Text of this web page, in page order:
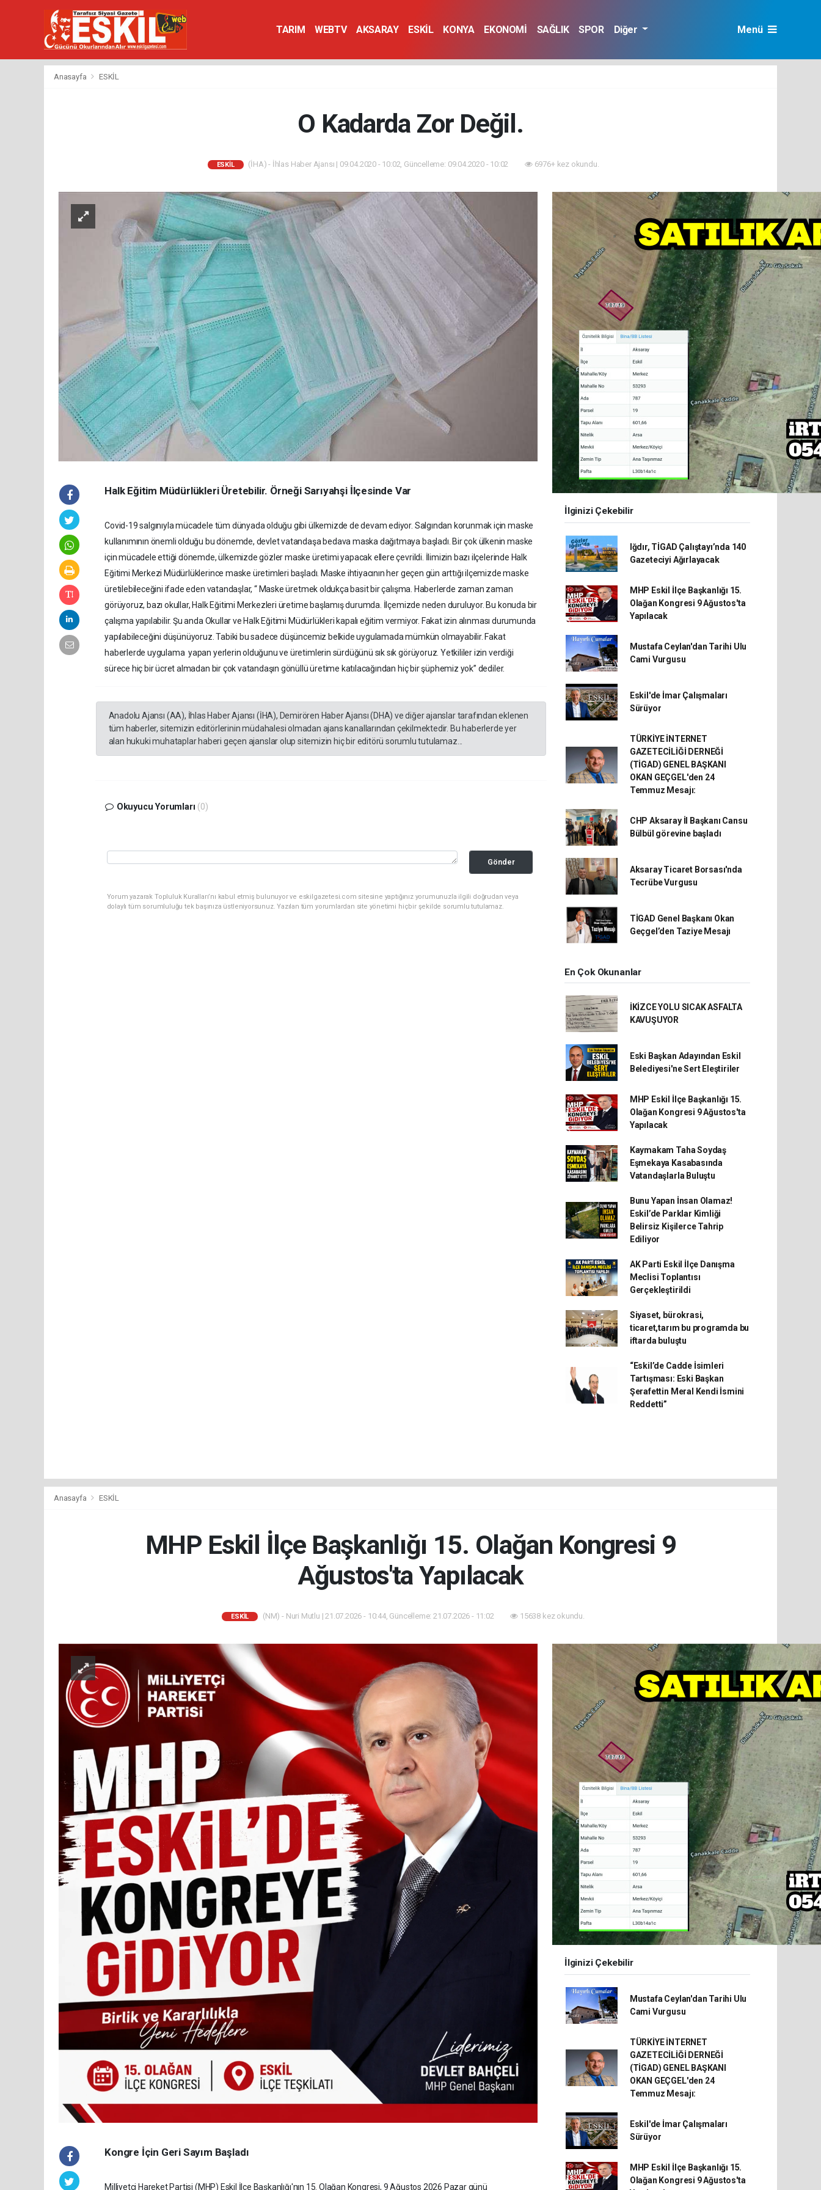
TARIM WEBTV AKSARAY ESKİL KONYA EKONOMİ SAĞLIK SPOR Diğer Menü
Anasayfa ESKİL
O Kadarda Zor Değil.
ESKİL (İHA) - İhlas Haber Ajansı | 09.04.2020 - 10:02, Güncelleme: 09.04.2020 - 10:02 6976+ kez okundu.
Halk Eğitim Müdürlükleri Üretebilir. Örneği Sarıyahşi İlçesinde Var
Covid-19 salgınıyla mücadele tüm dünyada olduğu gibi ülkemizde de devam ediyor. Salgından korunmak için maske
kullanımının önemli olduğu bu dönemde, devlet vatandaşa bedava maska dağıtmaya başladı. Bir çok ülkenin maske
için mücadele ettiği dönemde, ülkemizde gözler maske üretimi yapacak ellere çevrildi. İlimizin bazı ilçelerinde Halk
Eğitimi Merkezi Müdürlüklerince maske üretimleri başladı. Maske ihtiyacının her geçen gün arttığı ilçemizde maske
üretilebileceğini ifade eden vatandaşlar, “ Maske üretmek oldukça basit bir çalışma. Haberlerde zaman zaman
görüyoruz, bazı okullar, Halk Eğitimi Merkezleri üretime başlamış durumda. İlçemizde neden duruluyor. Bu konuda bir
çalışma yapılabilir. Şu anda Okullar ve Halk Eğitimi Müdürlükleri kapalı eğitim vermiyor. Fakat izin alınması durumunda
yapılabileceğini düşünüyoruz. Tabiki bu sadece düşüncemiz belkide uygulamada mümkün olmayabilir. Fakat
haberlerde uygulama yapan yerlerin olduğunu ve üretimlerin sürdüğünü sık sık görüyoruz. Yetkililer izin verdiği
sürece hiç bir ücret almadan bir çok vatandaşın gönüllü üretime katılacağından hiç bir şüphemiz yok” dediler.
Anadolu Ajansı (AA), İhlas Haber Ajansı (İHA), Demirören Haber Ajansı (DHA) ve diğer ajanslar tarafından eklenen
tüm haberler, sitemizin editörlerinin müdahalesi olmadan ajans kanallarından çekilmektedir. Bu haberlerde yer
alan hukuki muhataplar haberi geçen ajanslar olup sitemizin hiç bir editörü sorumlu tutulamaz...
Okuyucu Yorumları (0)
Gönder
Yorum yazarak Topluluk Kuralları’nı kabul etmiş bulunuyor ve eskilgazetesi.com sitesine yaptığınız yorumunuzla ilgili doğrudan veya
dolaylı tüm sorumluluğu tek başınıza üstleniyorsunuz. Yazılan tüm yorumlardan site yönetimi hiçbir şekilde sorumlu tutulamaz.
İlginizi Çekebilir
Iğdır, TİGAD Çalıştayı’nda 140
Gazeteciyi Ağırlayacak
MHP Eskil İlçe Başkanlığı 15.
Olağan Kongresi 9 Ağustos'ta
Yapılacak
Mustafa Ceylan'dan Tarihi Ulu
Cami Vurgusu
Eskil'de İmar Çalışmaları
Sürüyor
TÜRKİYE İNTERNET
GAZETECİLİĞİ DERNEĞİ
(TİGAD) GENEL BAŞKANI
OKAN GEÇGEL'den 24
Temmuz Mesajı:
CHP Aksaray İl Başkanı Cansu
Bülbül görevine başladı
Aksaray Ticaret Borsası'nda
Tecrübe Vurgusu
TİGAD Genel Başkanı Okan
Geçgel’den Taziye Mesajı
En Çok Okunanlar
İKİZCE YOLU SICAK ASFALTA
KAVUŞUYOR
Eski Başkan Adayından Eskil
Belediyesi'ne Sert Eleştiriler
MHP Eskil İlçe Başkanlığı 15.
Olağan Kongresi 9 Ağustos'ta
Yapılacak
Kaymakam Taha Soydaş
Eşmekaya Kasabasında
Vatandaşlarla Buluştu
Bunu Yapan İnsan Olamaz!
Eskil’de Parklar Kimliği
Belirsiz Kişilerce Tahrip
Ediliyor
AK Parti Eskil İlçe Danışma
Meclisi Toplantısı
Gerçekleştirildi
Siyaset, bürokrasi,
ticaret,tarım bu programda bu
iftarda buluştu
“Eskil’de Cadde İsimleri
Tartışması: Eski Başkan
Şerafettin Meral Kendi İsmini
Reddetti”
Anasayfa ESKİL
MHP Eskil İlçe Başkanlığı 15. Olağan Kongresi 9
Ağustos'ta Yapılacak
ESKİL (NM) - Nuri Mutlu | 21.07.2026 - 10:44, Güncelleme: 21.07.2026 - 11:02 15638 kez okundu.
Kongre İçin Geri Sayım Başladı
Milliyetçi Hareket Partisi (MHP) Eskil İlçe Başkanlığı'nın 15. Olağan Kongresi, 9 Ağustos 2026 Pazar günü
İlginizi Çekebilir
Mustafa Ceylan'dan Tarihi Ulu
Cami Vurgusu
TÜRKİYE İNTERNET
GAZETECİLİĞİ DERNEĞİ
(TİGAD) GENEL BAŞKANI
OKAN GEÇGEL'den 24
Temmuz Mesajı:
Eskil'de İmar Çalışmaları
Sürüyor
MHP Eskil İlçe Başkanlığı 15.
Olağan Kongresi 9 Ağustos'ta